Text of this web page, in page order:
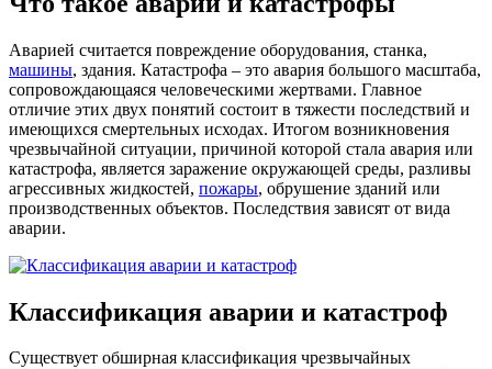
Аварией считается повреждение оборудования, станка,
машины, здания. Катастрофа – это авария большого масштаба,
сопровождающаяся человеческими жертвами. Главное
отличие этих двух понятий состоит в тяжести последствий и
имеющихся смертельных исходах. Итогом возникновения
чрезвычайной ситуации, причиной которой стала авария или
катастрофа, является заражение окружающей среды, разливы
агрессивных жидкостей, пожары, обрушение зданий или
производственных объектов. Последствия зависят от вида
аварии.
Классификация аварии и катастроф
Существует обширная классификация чрезвычайных